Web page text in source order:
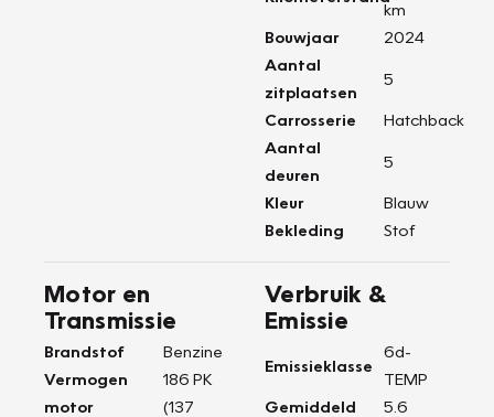
km
Bouwjaar
2024
Aantal
zitplaatsen
5
Carrosserie
Hatchback
Aantal
deuren
5
Kleur
Blauw
Bekleding
Stof
Motor en
Transmissie
Brandstof
Benzine
Vermogen
motor
186 PK
(137
Verbruik &
Emissie
Emissieklasse
6d-
TEMP
Gemiddeld
5.6